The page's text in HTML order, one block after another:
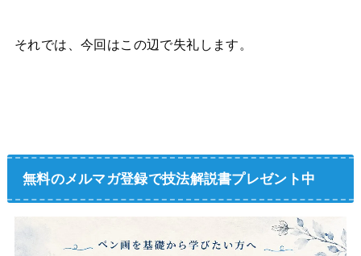
それでは、今回はこの辺で失礼します。
無料のメルマガ登録で技法解説書プレゼント中